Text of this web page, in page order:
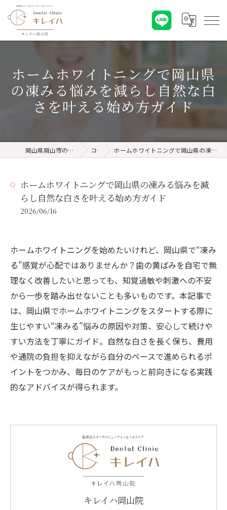
ホームホワイトニングで岡山県
の凍みる悩みを減らし自然な白
さを叶える始め方ガイド
岡山県岡山市の歯医者ならキレイハ岡山院 コラム ホームホワイトニングで岡山県の凍みる悩みを減らし自然な白さを叶える始め方ガイド
ホームホワイトニングで岡山県の凍みる悩みを減
らし自然な白さを叶える始め方ガイド
2026/06/16
ホームホワイトニングを始めたいけれど、岡山県で“凍み
る”感覚が心配ではありませんか？歯の黄ばみを自宅で無
理なく改善したいと思っても、知覚過敏や刺激への不安
から一歩を踏み出せないことも多いものです。本記事で
は、岡山県でホームホワイトニングをスタートする際に
生じやすい“凍みる”悩みの原因や対策、安心して続けや
すい方法を丁寧にガイド。自然な白さを長く保ち、費用
や通院の負担を抑えながら自分のペースで進められるポ
イントをつかみ、毎日のケアがもっと前向きになる実践
的なアドバイスが得られます。
キレイハ岡山院